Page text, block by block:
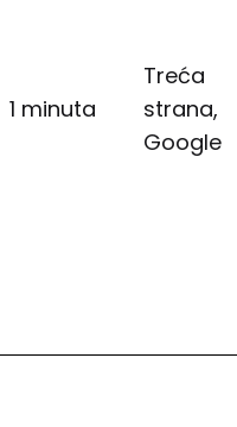
1 minuta
Treća
strana,
Google